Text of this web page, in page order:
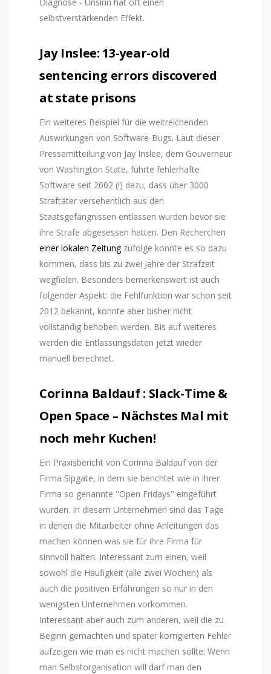
selbstverstärkenden Effekt.
Jay Inslee: 13-year-old
sentencing errors discovered
at state prisons
Ein weiteres Beispiel für die weitreichenden
Auswirkungen von Software-Bugs. Laut dieser
Pressemitteilung von Jay Inslee, dem Gouverneur
von Washington State, führte fehlerhafte
Software seit 2002 (!) dazu, dass über 3000
Straftäter versehentlich aus den
Staatsgefängnissen entlassen wurden bevor sie
ihre Strafe abgesessen hatten. Den Recherchen
einer lokalen Zeitungzufolge konnte es so dazu
kommen, dass bis zu zwei Jahre der Strafzeit
wegfielen. Besonders bemerkenswert ist auch
folgender Aspekt: die Fehlfunktion war schon seit
2012 bekannt, konnte aber bisher nicht
vollständig behoben werden. Bis auf weiteres
werden die Entlassungsdaten jetzt wieder
manuell berechnet.
Corinna Baldauf: Slack-Time &
Open Space – Nächstes Mal mit
noch mehr Kuchen!
Ein Praxisbericht von Corinna Baldauf von der
Firma Sipgate, in dem sie berichtet wie in ihrer
Firma so genannte "Open Fridays" eingeführt
wurden. In diesem Unternehmen sind das Tage
in denen die Mitarbeiter ohne Anleitungen das
machen können was sie für ihre Firma für
sinnvoll halten. Interessant zum einen, weil
sowohl die Häufigkeit (alle zwei Wochen) als
auch die positiven Erfahrungen so nur in den
wenigsten Unternehmen vorkommen.
Interessant aber auch zum anderen, weil die zu
Beginn gemachten und später korrigierten Fehler
aufzeigen wie man es nicht machen sollte: Wenn
man Selbstorganisation will darf man den